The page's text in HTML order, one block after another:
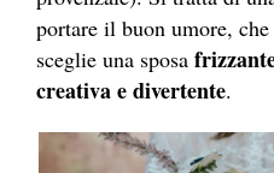
portare il buon umore,
sceglie una sposa
creativa e divertente.